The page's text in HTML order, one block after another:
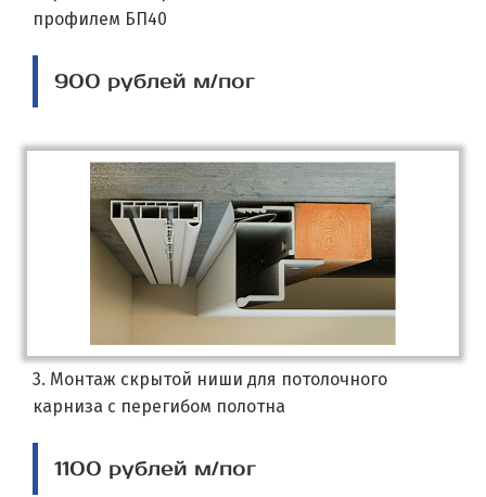
профилем БП40
900 рублей м/пог
3. Монтаж скрытой ниши для потолочного
карниза с перегибом полотна
1100 рублей м/пог